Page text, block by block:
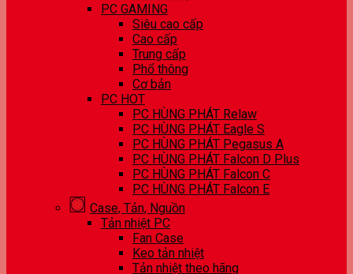
PC GAMING
Siêu cao cấp
Cao cấp
Trung cấp
Phổ thông
Cơ bản
PC HOT
PC HÙNG PHÁT Relaw
PC HÙNG PHÁT Eagle S
PC HÙNG PHÁT Pegasus A
PC HÙNG PHÁT Falcon D Plus
PC HÙNG PHÁT Falcon C
PC HÙNG PHÁT Falcon E
Case, Tản, Nguồn
Tản nhiệt PC
Fan Case
Keo tản nhiệt
Tản nhiệt theo hãng